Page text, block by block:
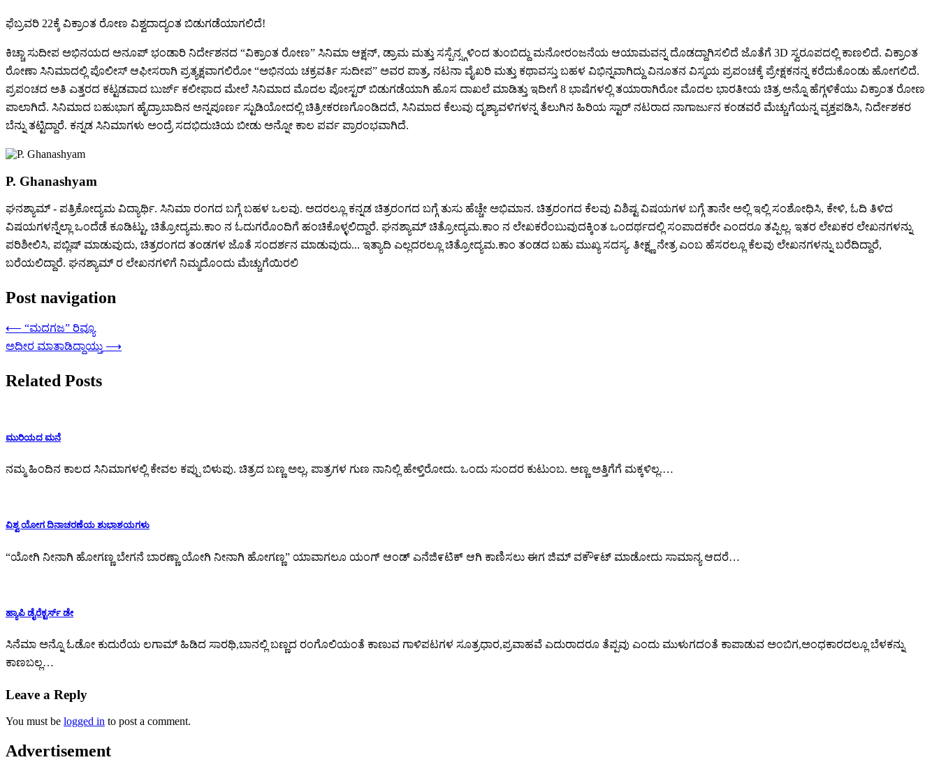
ಫೆಬ್ರವರಿ 22ಕ್ಕೆ ವಿಕ್ರಾಂತ ರೋಣ ವಿಶ್ವದಾದ್ಯಂತ ಬಿಡುಗಡೆಯಾಗಲಿದೆ!
ಕಿಚ್ಚಾ ಸುದೀಪ ಅಭಿನಯದ ಅನೂಪ್ ಭಂಡಾರಿ ನಿರ್ದೇಶನದ “ವಿಕ್ರಾಂತ ರೋಣ” ಸಿನಿಮಾ ಆಕ್ಷನ್, ಡ್ರಾಮ ಮತ್ತು ಸಸ್ಪೆನ್ಸ್ಗಳಿಂದ ತುಂಬಿದ್ದು ಮನೋರಂಜನೆಯ ಆಯಾಮವನ್ನ ದೊಡದ್ದಾಗಿಸಲಿದೆ ಜೊತೆಗೆ 3D ಸ್ವರೂಪದಲ್ಲಿ ಕಾಣಲಿದೆ. ವಿಕ್ರಾಂತ
ರೋಣಾ ಸಿನಿಮಾದಲ್ಲಿ ಪೊಲೀಸ್ ಆಫೀಸರಾಗಿ ಪ್ರತ್ಯಕ್ಷವಾಗಲಿರೋ “ಅಭಿನಯ ಚಕ್ರವರ್ತಿ ಸುದೀಪ” ಅವರ ಪಾತ್ರ, ನಟನಾ ವೈಖರಿ ಮತ್ತು ಕಥಾವಸ್ತು ಬಹಳ ವಿಭಿನ್ನವಾಗಿದ್ದು ವಿನೂತನ ವಿಸ್ಮಯ ಪ್ರಪಂಚಕ್ಕೆ ಪ್ರೇಕ್ಷಕನನ್ನ ಕರೆದುಕೊಂಡು ಹೋಗಲಿದೆ.
ಪ್ರಪಂಚದ ಅತಿ ಎತ್ತರದ ಕಟ್ಟಡವಾದ ಬುರ್ಜ್ ಕಲೀಫಾದ ಮೇಲೆ ಸಿನಿಮಾದ ಮೊದಲ ಪೋಸ್ಟರ್ ಬಿಡುಗಡೆಯಾಗಿ ಹೊಸ ದಾಖಲೆ ಮಾಡಿತ್ತು ಇದೀಗೆ 8 ಭಾಷೆಗಳಲ್ಲಿ ತಯಾರಾಗಿರೋ ಮೊದಲ ಭಾರತೀಯ ಚಿತ್ರ ಅನ್ನೊ ಹೆಗ್ಗಳಿಕೆಯು ವಿಕ್ರಾಂತ ರೋಣ
ಪಾಲಾಗಿದೆ. ಸಿನಿಮಾದ ಬಹುಭಾಗ ಹೈದ್ರಾಬಾದಿನ ಅನ್ನಪೂರ್ಣ ಸ್ಟುಡಿಯೋದಲ್ಲಿ ಚಿತ್ರೀಕರಣಗೊಂಡಿದದೆ, ಸಿನಿಮಾದ ಕೆಲುವು ದೃಶ್ಯಾವಳಿಗಳನ್ನ ತೆಲುಗಿನ ಹಿರಿಯ ಸ್ಟಾರ್ ನಟರಾದ ನಾಗಾರ್ಜುನ ಕಂಡವರೆ ಮೆಚ್ಚುಗೆಯನ್ನ ವ್ಯಕ್ತಪಡಿಸಿ, ನಿರ್ದೇಶಕರ
ಬೆನ್ನು ತಟ್ಟಿದ್ದಾರೆ. ಕನ್ನಡ ಸಿನಿಮಾಗಳು ಅಂದ್ರೆ ಸದಭಿದುಚಿಯ ಬೀಡು ಅನ್ನೋ ಕಾಲ ಪರ್ವ ಪ್ರಾರಂಭವಾಗಿದೆ.
P. Ghanashyam
ಘನಶ್ಯಾಮ್ - ಪತ್ರಿಕೋದ್ಯಮ ವಿದ್ಯಾರ್ಥಿ. ಸಿನಿಮಾ ರಂಗದ ಬಗ್ಗೆ ಬಹಳ ಒಲವು. ಅದರಲ್ಲೂ ಕನ್ನಡ ಚಿತ್ರರಂಗದ ಬಗ್ಗೆ ತುಸು ಹೆಚ್ಚೇ ಅಭಿಮಾನ. ಚಿತ್ರರಂಗದ ಕೆಲವು ವಿಶಿಷ್ಟ ವಿಷಯಗಳ ಬಗ್ಗೆ ತಾನೇ ಅಲ್ಲಿ ಇಲ್ಲಿ ಸಂಶೋಧಿಸಿ, ಕೇಳಿ, ಓದಿ ತಿಳಿದ
ವಿಷಯಗಳನ್ನೆಲ್ಲಾ ಒಂದೆಡೆ ಕೂಡಿಟ್ಟು, ಚಿತ್ರೋದ್ಯಮ.ಕಾಂ ನ ಓದುಗರೊಂದಿಗೆ ಹಂಚಿಕೊಳ್ಳಲಿದ್ದಾರೆ. ಘನಶ್ಯಾಮ್ ಚಿತ್ರೋದ್ಯಮ.ಕಾಂ ನ ಲೇಖಕರೆಂಬುವುದಕ್ಕಿಂತ ಒಂದರ್ಥದಲ್ಲಿ ಸಂಪಾದಕರೇ ಎಂದರೂ ತಪ್ಪಿಲ್ಲ. ಇತರ ಲೇಖಕರ ಲೇಖನಗಳನ್ನು
ಪರಿಶೀಲಿಸಿ, ಪಬ್ಲಿಷ್ ಮಾಡುವುದು, ಚಿತ್ರರಂಗದ ತಂಡಗಳ ಜೊತೆ ಸಂದರ್ಶನ ಮಾಡುವುದು... ಇತ್ಯಾದಿ ಎಲ್ಲದರಲ್ಲೂ ಚಿತ್ರೋದ್ಯಮ.ಕಾಂ ತಂಡದ ಬಹು ಮುಖ್ಯ ಸದಸ್ಯ. ತೀಕ್ಷ್ಣ ನೇತ್ರ ಎಂಬ ಹೆಸರಲ್ಲೂ ಕೆಲವು ಲೇಖನಗಳನ್ನು ಬರೆದಿದ್ದಾರೆ,
ಬರೆಯಲಿದ್ದಾರೆ. ಘನಶ್ಯಾಮ್ ರ ಲೇಖನಗಳಿಗೆ ನಿಮ್ಮದೊಂದು ಮೆಚ್ಚುಗೆಯಿರಲಿ
Post navigation
⟵ “ಮದಗಜ” ರಿವ್ಯೂ
ಅಧೀರ ಮಾತಾಡಿದ್ದಾಯ್ತು ⟶
Related Posts
ಮುರಿಯದ ಮನೆ
ನಮ್ಮ ಹಿಂದಿನ ಕಾಲದ ಸಿನಿಮಾಗಳಲ್ಲಿ ಕೇವಲ ಕಪ್ಪು ಬಿಳುಪು. ಚಿತ್ರದ ಬಣ್ಣ ಅಲ್ಲ, ಪಾತ್ರಗಳ ಗುಣ ನಾನಿಲ್ಲಿ ಹೇಳ್ತಿರೋದು. ಒಂದು ಸುಂದರ ಕುಟುಂಬ. ಅಣ್ಣ ಅತ್ತಿಗೆಗೆ ಮಕ್ಕಳಿಲ್ಲ.…
ವಿಶ್ವ ಯೋಗ ದಿನಾಚರಣೆಯ ಶುಭಾಶಯಗಳು
“ಯೋಗಿ ನೀನಾಗಿ ಹೋಗಣ್ಣ ಬೇಗನೆ ಬಾರಣ್ಣಾ ಯೋಗಿ ನೀನಾಗಿ ಹೋಗಣ್ಣ” ಯಾವಾಗಲೂ ಯಂಗ್ ಆಂಡ್ ಎನೆಜಿ೯ಟಿಕ್ ಆಗಿ ಕಾಣಿಸಲು ಈಗ ಜಿಮ್ ವಕೌ೯ಟ್ ಮಾಡೋದು ಸಾಮಾನ್ಯ ಆದರೆ…
ಹ್ಯಾಪಿ ಡೈರೆಕ್ಟರ್ಸ್ ಡೇ
ಸಿನೆಮಾ ಅನ್ನೊ ಓಡೋ ಕುದುರೆಯ ಲಗಾಮ್ ಹಿಡಿದ ಸಾರಥಿ,ಬಾನಲ್ಲಿ ಬಣ್ಣದ ರಂಗೊಲಿಯಂತೆ ಕಾಣುವ ಗಾಳಿಪಟಗಳ ಸೂತ್ರಧಾರ,ಪ್ರವಾಹವೆ ಎದುರಾದರೂ ತೆಪ್ಪವು ಎಂದು ಮುಳುಗದಂತೆ ಕಾಪಾಡುವ ಅಂಬಿಗ,ಅಂಧಕಾರದಲ್ಲೂ ಬೆಳಕನ್ನು
ಕಾಣಬಲ್ಲ…
Leave a Reply
You must be logged in to post a comment.
Advertisement